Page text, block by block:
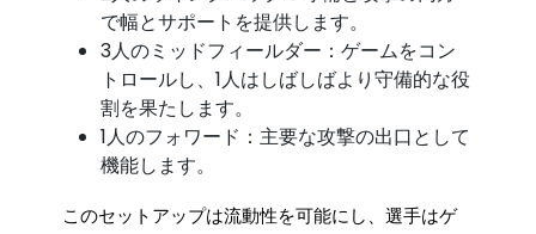
で幅とサポートを提供します。
3人のミッドフィールダー：ゲームをコン
トロールし、1人はしばしばより守備的な役
割を果たします。
1人のフォワード：主要な攻撃の出口として
機能します。
このセットアップは流動性を可能にし、選手はゲ